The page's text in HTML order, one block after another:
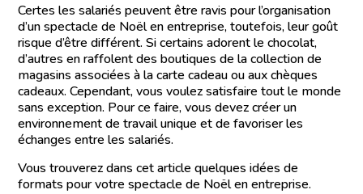
Certes les salariés peuvent être ravis pour l’organisation
d’un spectacle de Noël en entreprise, toutefois, leur goût
risque d’être différent. Si certains adorent le chocolat,
d’autres en raffolent des boutiques de la collection de
magasins associées à la carte cadeau ou aux chèques
cadeaux. Cependant, vous voulez satisfaire tout le monde
sans exception. Pour ce faire, vous devez créer un
environnement de travail unique et de favoriser les
échanges entre les salariés.
Vous trouverez dans cet article quelques idées de
formats pour votre spectacle de Noël en entreprise.